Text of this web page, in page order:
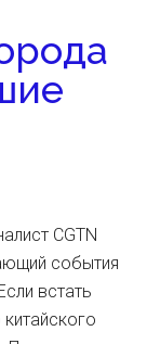
CGTN
события
встать